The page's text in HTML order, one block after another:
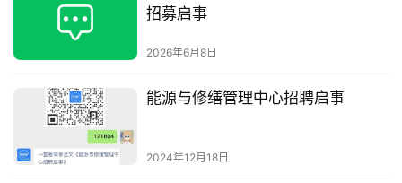
招募启事
2026年6月8日
能源与修缮管理中心招聘启事
2024年12月18日